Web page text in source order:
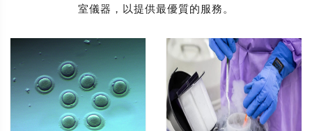
室儀器，以提供最優質的服務。